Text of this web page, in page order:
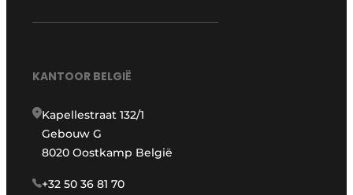
KANTOOR BELGIË
Kapellestraat 132/1
Gebouw G
8020 Oostkamp België
+32 50 36 81 70